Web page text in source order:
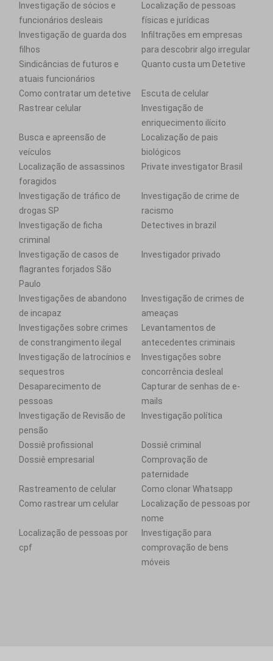
Investigação de sócios e
funcionários desleais
Localização de pessoas
físicas e jurídicas
Investigação de guarda dos
filhos
Infiltrações em empresas
para descobrir algo irregular
Sindicâncias de futuros e
atuais funcionários
Quanto custa um Detetive
Como contratar um detetive
Escuta de celular
Rastrear celular
Investigação de
enriquecimento ilícito
Busca e apreensão de
veículos
Localização de pais
biológicos
Localização de assassinos
foragidos
Private investigator Brasil
Investigação de tráfico de
drogas SP
Investigação de crime de
racismo
Investigação de ficha
criminal
Detectives in brazil
Investigação de casos de
flagrantes forjados São
Paulo
Investigador privado
Investigações de abandono
de incapaz
Investigação de crimes de
ameaças
Investigações sobre crimes
de constrangimento ilegal
Levantamentos de
antecedentes criminais
Investigação de latrocínios e
sequestros
Investigações sobre
concorrência desleal
Desaparecimento de
pessoas
Capturar de senhas de e-
mails
Investigação de Revisão de
pensão
Investigação política
Dossiê profissional
Dossiê criminal
Dossiê empresarial
Comprovação de
paternidade
Rastreamento de celular
Como clonar Whatsapp
Como rastrear um celular
Localização de pessoas por
nome
Localização de pessoas por
cpf
Investigação para
comprovação de bens
móveis